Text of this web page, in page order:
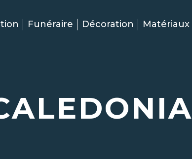
Funéraire Décoration Matériaux